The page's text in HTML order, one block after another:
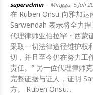
superadmin Minggu, 5 Juli
在 Ruben Onsu 向雅加达
Sarwendah 表示将全力捍卫自己
代理律师亚伯拉罕・西蒙
采取一切法律途径维护权
切，并且至今仍在努力工
责任。” 另一位代理律师克里斯・萨姆・西乌也表示，他们将提交
完整证据与证人，证明
方。 Ruben Onsu...